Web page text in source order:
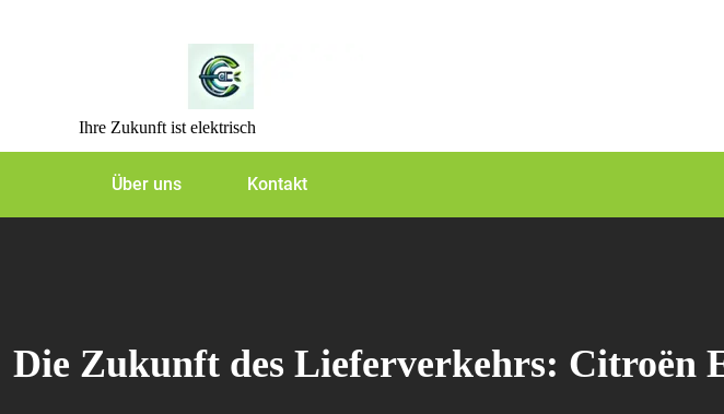
Ihre Zukunft ist elektrisch
Über uns Kontakt
Die Zukunft des Lieferverkehrs: